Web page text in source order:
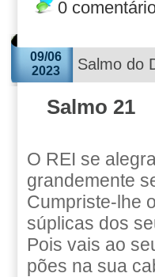
0
09/06
2023
Salmo do
Salmo 21
O REI se
grandemente
Cumpriste-lhe
súplicas dos
Pois vais ao
pões na sua